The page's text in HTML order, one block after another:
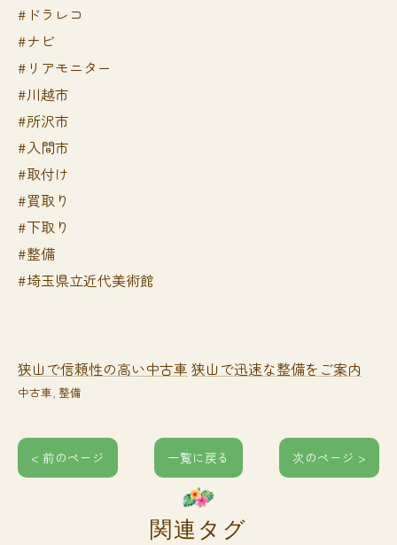
#ドラレコ
#ナビ
#リアモニター
#川越市
#所沢市
#入間市
#取付け
#買取り
#下取り
#整備
#埼玉県立近代美術館
狭山で信頼性の高い中古車 狭山で迅速な整備をご案内
中古車 整備
< 前のページ 一覧に戻る 次のページ >
関連タグ